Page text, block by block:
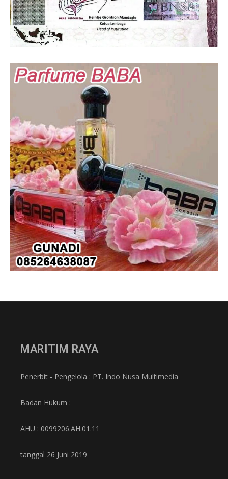
MARITIM RAYA
Penerbit - Pengelola : PT. Indo Nusa Multimedia
Badan Hukum :
AHU : 0099206.AH.01.11
tanggal 26 Juni 2019